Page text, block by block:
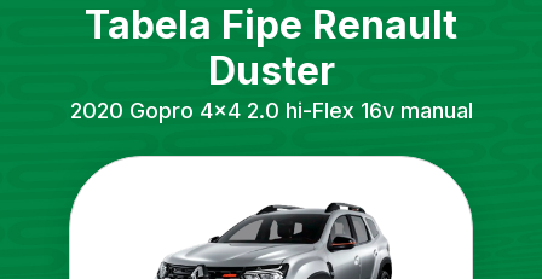
Tabela Fipe Renault
Duster
2020 Gopro 4x4 2.0 hi-Flex 16v manual